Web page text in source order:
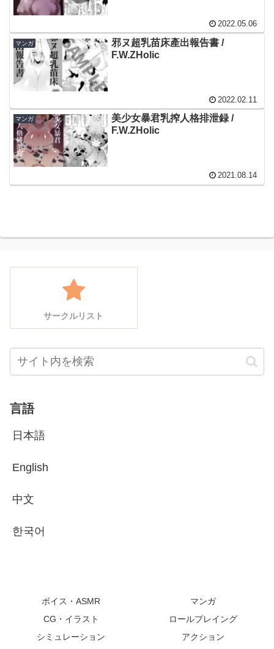
2022.05.06
マンガ
邪ヌ超乳苗床產出報告書 /
F.W.ZHolic
2022.02.11
マンガ
美少女暴君乳搾人格排泄録 /
F.W.ZHolic
2021.08.14
サークルリスト
言語
日本語
English
中文
한국어
ボイス・ASMR
マンガ
CG・イラスト
ロールプレイング
シミュレーション
アクション